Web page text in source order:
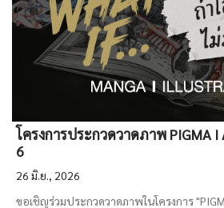
โครงการประกวดวาดภาพ PIGMA I
6
26 มิ.ย., 2026
ขอเชิญร่วมประกวดวาดภาพในโครงการ